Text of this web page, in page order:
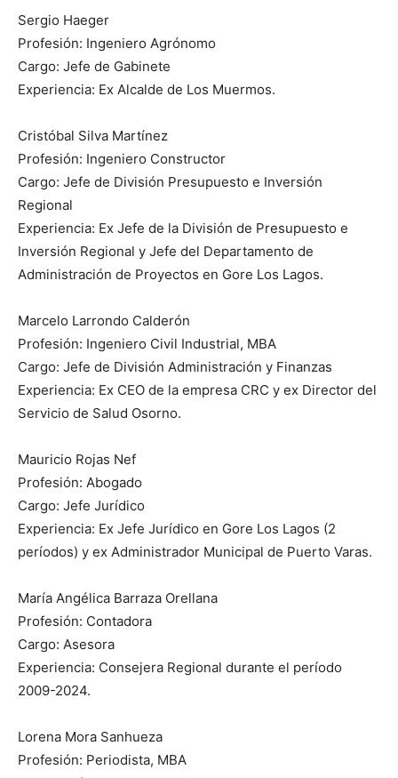
Sergio Haeger
Profesión: Ingeniero Agrónomo
Cargo: Jefe de Gabinete
Experiencia: Ex Alcalde de Los Muermos.
Cristóbal Silva Martínez
Profesión: Ingeniero Constructor
Cargo: Jefe de División Presupuesto e Inversión
Regional
Experiencia: Ex Jefe de la División de Presupuesto e
Inversión Regional y Jefe del Departamento de
Administración de Proyectos en Gore Los Lagos.
Marcelo Larrondo Calderón
Profesión: Ingeniero Civil Industrial, MBA
Cargo: Jefe de División Administración y Finanzas
Experiencia: Ex CEO de la empresa CRC y ex Director del
Servicio de Salud Osorno.
Mauricio Rojas Nef
Profesión: Abogado
Cargo: Jefe Jurídico
Experiencia: Ex Jefe Jurídico en Gore Los Lagos (2
períodos) y ex Administrador Municipal de Puerto Varas.
María Angélica Barraza Orellana
Profesión: Contadora
Cargo: Asesora
Experiencia: Consejera Regional durante el período
2009-2024.
Lorena Mora Sanhueza
Profesión: Periodista, MBA